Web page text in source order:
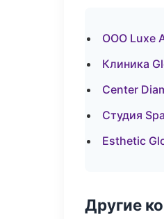
ООО Luxe
Клиника
Center
Студия
Esthetic
Другие